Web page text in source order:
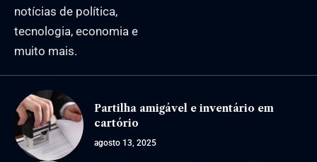
notícias de política,
tecnologia, economia e
muito mais.
Partilha amigável e inventário em
cartório
agosto 13, 2025